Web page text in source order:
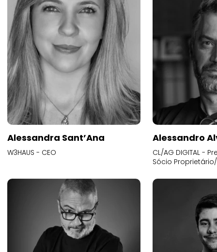
Alessandra Sant’Ana
W3HAUS - CEO
Alessandro
CL/AG DIGITAL -
Sócio